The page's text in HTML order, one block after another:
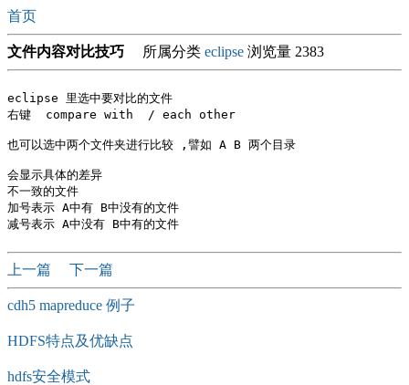
首页
文件内容对比技巧 所属分类 eclipse 浏览量 2383
eclipse 里选中要对比的文件
右键  compare with  / each other
也可以选中两个文件夹进行比较 ,譬如 A B 两个目录
会显示具体的差异
不一致的文件
加号表示 A中有 B中没有的文件
上一篇 下一篇
cdh5 mapreduce 例子
HDFS特点及优缺点
hdfs安全模式